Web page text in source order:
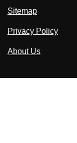
Sitemap
Privacy Policy
About Us